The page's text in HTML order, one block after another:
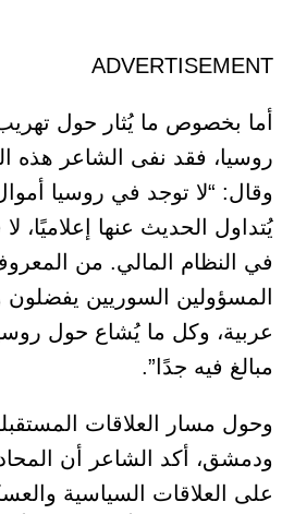
ADVERTISEMENT
أما بخصوص ما يُثار حول
روسيا، فقد نفى الشاعر هذه
وقال: “لا توجد في روسيا
يُتداول الحديث عنها إعلاميًا،
في النظام المالي. من
المسؤولين السوريين
عربية، وكل ما يُشاع حول
مبالغ فيه جدًا”.
وحول مسار العلاقات
ودمشق، أكد الشاعر أن
على العلاقات السياسية